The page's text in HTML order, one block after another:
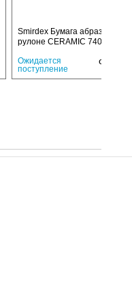
Smirdex Бумага абразивная в
рулоне CERAMIC 740 P180
Ожидается
поступление
от